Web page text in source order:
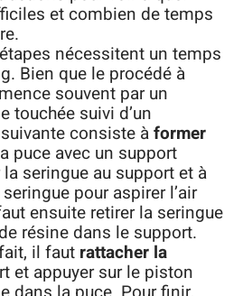
et combien de temps
nécessitent un temps
Bien que le procédé à
souvent par un
touchée suivi d’un
consiste àformer
puce avec un support
seringue au support et à
pour aspirer l’air
ensuite retirer la seringue
résine dans le support.
il faut rattacher la
et appuyer sur le piston